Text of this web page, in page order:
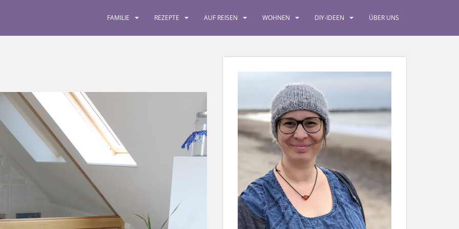
FAMILIE REZEPTE AUF REISEN WOHNEN DIY-IDEEN ÜBER UNS